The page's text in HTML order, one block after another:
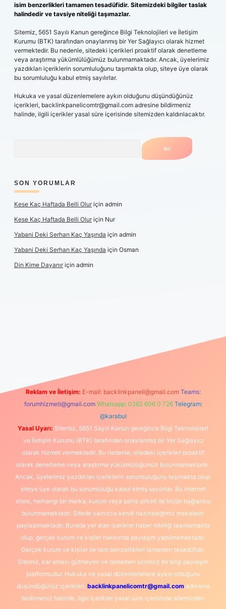
isim benzerlikleri tamamen tesadüfidir. Sitemizdeki bilgiler taslak
halindedir ve tavsiye niteliği taşımazlar.
Sitemiz, 5651 Sayılı Kanun gereğince Bilgi Teknolojileri ve İletişim
Kurumu (BTK) tarafından onaylanmış bir Yer Sağlayıcı olarak hizmet
vermektedir. Bu nedenle, sitedeki içerikleri proaktif olarak denetleme
veya araştırma yükümlülüğümüz bulunmamaktadır. Ancak, üyelerimiz
yazdıkları içeriklerin sorumluluğunu taşımakta olup, siteye üye olarak
bu sorumluluğu kabul etmiş sayılırlar.
Hukuka ve yasal düzenlemelere aykırı olduğunu düşündüğünüz
içerikleri, backlinkpanelicomtr@gmail.com adresine bildirmeniz
halinde, ilgili içerikler yasal süre içerisinde sitemizden kaldırılacaktır.
SON YORUMLAR
Kese Kaç Haftada Belli Oluriçin admin
Kese Kaç Haftada Belli Oluriçin Nur
Yabani Deki Serhan Kaç Yaşında için admin
Yabani Deki Serhan Kaç Yaşında için Osman
Din Kime Dayanıriçin admin
Reklam ve İletişim: E-mail: backlinkpaneli@gmail.com Teams:
forumhizmeti@gmail.com Whatsapp: 0262 606 0 726 Telegram:
@karabul
Yasal Uyarı: Sitemiz, 5651 Sayılı Kanun gereğince Bilgi Teknolojileri
ve İletişim Kurumu (BTK) tarafından onaylanmış bir Yer Sağlayıcı
olarak hizmet vermektedir. Bu nedenle, sitedeki içerikleri proaktif
olarak denetleme veya araştırma yükümlülüğümüz bulunmamaktadır.
Ancak, üyelerimiz yazdıkları içeriklerin sorumluluğunu taşımakta olup,
siteye üye olarak bu sorumluluğu kabul etmiş sayılırlar. Bu internet
sitesi, herhangi bir marka, kurum veya şahıs şirketi ile hiçbir bağlantısı
bulunmamaktadır. Sitede yalnızca kendi hazırladığımız makaleler
paylaşılmaktadır. Burada yer alan içerikler haber niteliği taşımamakta
olup, gerçek kurum ve kişiler hakkında paylaşım yapılmamaktadır.
Gerçek kurum ve kişiler ile isim benzerlikleri tamamen tesadüfidir.
Sitemiz, kar amacı gütmeyen ve tamamen ücretsiz bir bilgi paylaşım
platformudur. Hukuka ve yasal düzenlemelere aykırı olduğunu
düşündüğünüz içerikleri, backlinkpanelicomtr@gmail.comadresine
bildirmeniz halinde, ilgili içerikler yasal süre içerisinde sitemizden